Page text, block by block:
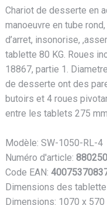
Chariot de desserte en
manoeuvre en tube
d’arret, insonorise,
tablette 80 KG. Roues
18867, partie 1.
de desserte ont des
butoirs et 4 roues
entre les tablets 275
Modèle: SW-1050-RL-4
Numéro d'article:
Code EAN:
Dimensions des
Dimensions: 1070 x